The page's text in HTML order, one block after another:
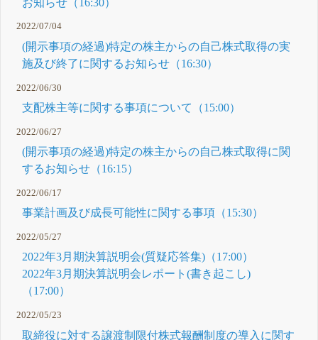
2022/07/04
(開示事項の経過)特定の株主からの自己株式取得の実
施及び終了に関するお知らせ（16:30）
2022/06/30
支配株主等に関する事項について（15:00）
2022/06/27
(開示事項の経過)特定の株主からの自己株式取得に関
するお知らせ（16:15）
2022/06/17
事業計画及び成長可能性に関する事項（15:30）
2022/05/27
2022年3月期決算説明会(質疑応答集)（17:00）
2022年3月期決算説明会レポート(書き起こし)
（17:00）
2022/05/23
取締役に対する譲渡制限付株式報酬制度の導入に関す